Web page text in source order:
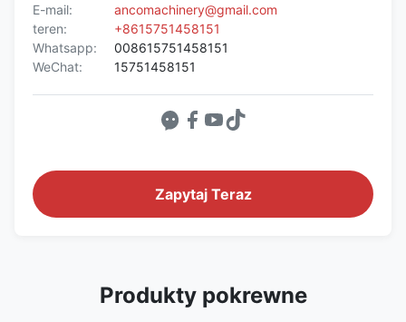
E-mail:
ancomachinery@gmail.com
teren:
+8615751458151
Whatsapp:
008615751458151
WeChat:
15751458151
Zapytaj Teraz
Produkty pokrewne